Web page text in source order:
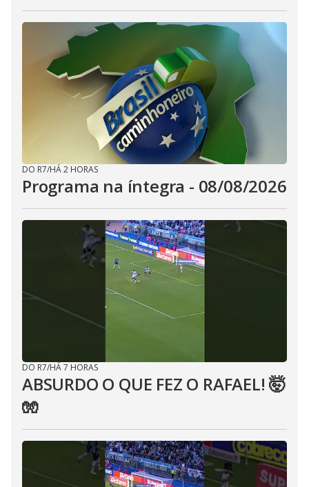
DO R7/HÁ 2 HORAS
Programa na íntegra - 08/08/2026
DO R7/HÁ 7 HORAS
ABSURDO O QUE FEZ O RAFAEL! 🤯
🧤